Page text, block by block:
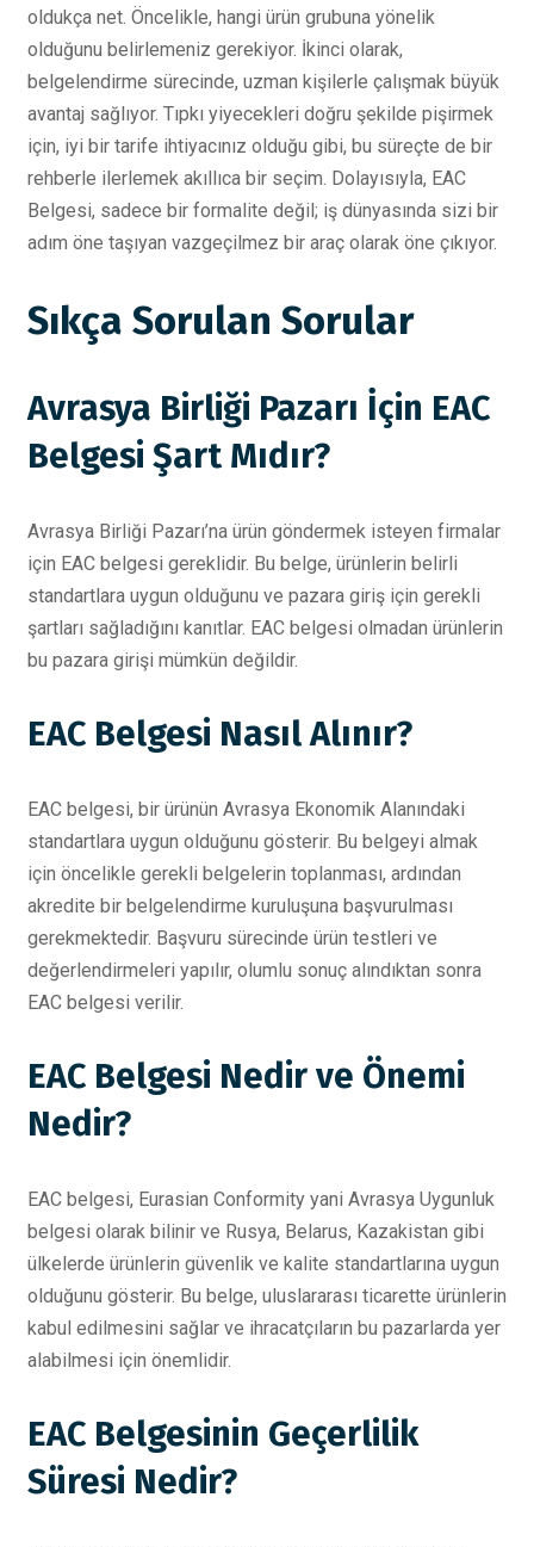
oldukça net. Öncelikle, hangi ürün grubuna yönelik
olduğunu belirlemeniz gerekiyor. İkinci olarak,
belgelendirme sürecinde, uzman kişilerle çalışmak büyük
avantaj sağlıyor. Tıpkı yiyecekleri doğru şekilde pişirmek
için, iyi bir tarife ihtiyacınız olduğu gibi, bu süreçte de bir
rehberle ilerlemek akıllıca bir seçim. Dolayısıyla, EAC
Belgesi, sadece bir formalite değil; iş dünyasında sizi bir
adım öne taşıyan vazgeçilmez bir araç olarak öne çıkıyor.
Sıkça Sorulan Sorular
Avrasya Birliği Pazarı İçin EAC
Belgesi Şart Mıdır?
Avrasya Birliği Pazarı’na ürün göndermek isteyen firmalar
için EAC belgesi gereklidir. Bu belge, ürünlerin belirli
standartlara uygun olduğunu ve pazara giriş için gerekli
şartları sağladığını kanıtlar. EAC belgesi olmadan ürünlerin
bu pazara girişi mümkün değildir.
EAC Belgesi Nasıl Alınır?
EAC belgesi, bir ürünün Avrasya Ekonomik Alanındaki
standartlara uygun olduğunu gösterir. Bu belgeyi almak
için öncelikle gerekli belgelerin toplanması, ardından
akredite bir belgelendirme kuruluşuna başvurulması
gerekmektedir. Başvuru sürecinde ürün testleri ve
değerlendirmeleri yapılır, olumlu sonuç alındıktan sonra
EAC belgesi verilir.
EAC Belgesi Nedir ve Önemi
Nedir?
EAC belgesi, Eurasian Conformity yani Avrasya Uygunluk
belgesi olarak bilinir ve Rusya, Belarus, Kazakistan gibi
ülkelerde ürünlerin güvenlik ve kalite standartlarına uygun
olduğunu gösterir. Bu belge, uluslararası ticarette ürünlerin
kabul edilmesini sağlar ve ihracatçıların bu pazarlarda yer
alabilmesi için önemlidir.
EAC Belgesinin Geçerlilik
Süresi Nedir?